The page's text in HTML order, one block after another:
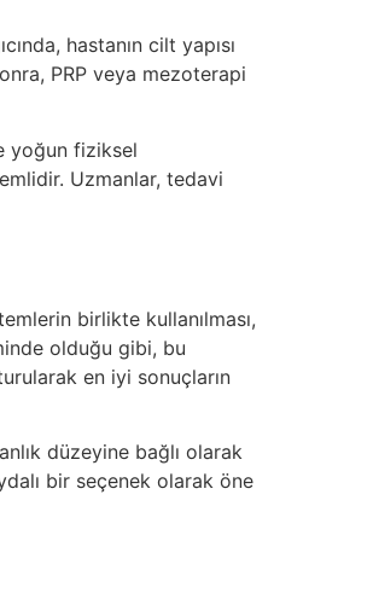
hastanın cilt yapısı
PRP veya mezoterapi
yoğun fiziksel
Uzmanlar, tedavi
birlikte kullanılması,
olduğu gibi, bu
en iyi sonuçların
düzeyine bağlı olarak
bir seçenek olarak öne